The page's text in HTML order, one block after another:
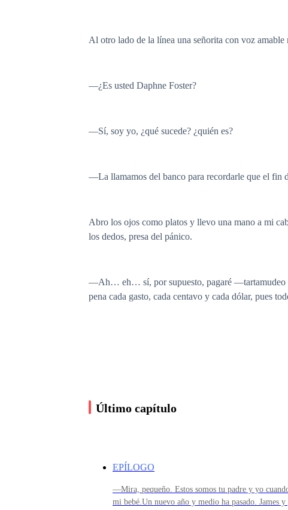
Al otro lado de la línea una señorita con voz amable
—¿Es usted Daphne Foster?
—Sí, soy yo, ¿qué sucede? ¿quién es?
—La llamamos del banco para recordarle que el fin
Abro los ojos como platos y llevo una mano a mi
los dedos, presa del pánico.
—Ah… eh… sí, por supuesto, pagaré —tartamudeo
pena cada gasto, cada centavo y cada dólar, pues
—Muy bien, la esperamos —finaliza la señorita con
Reviso la hora y me doy cuenta de que es
mirarlo, es tan guapo que duele.
Último capítulo
EPÍLOGO
—Mira, pequeño. Estos somos tu padre y yo
mi bebé.Un nuevo año y medio ha pasado. James